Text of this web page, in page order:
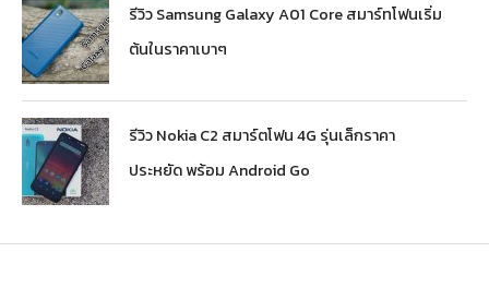
รีวิว Samsung Galaxy A01 Core สมาร์ทโฟนเริ่ม
ต้นในราคาเบาๆ
รีวิว Nokia C2 สมาร์ตโฟน 4G รุ่นเล็กราคา
ประหยัด พร้อม Android Go